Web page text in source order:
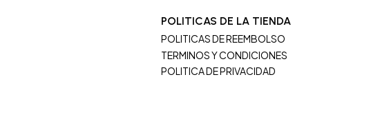
POLITICAS DE LA TIENDA
POLITICAS DE REEMBOLSO
TERMINOS Y CONDICIONES
POLITICA DE PRIVACIDAD